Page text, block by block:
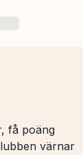
få poäng
värnar